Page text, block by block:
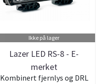
Ikke på lager
Lazer LED RS-8 - E-
merket
Kombinert fjernlys og DRL